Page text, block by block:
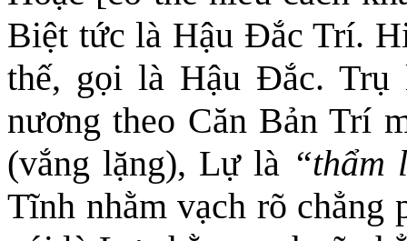
Biệt tức là Hậu Đắc Trí.
thế, gọi là Hậu Đắc.
nương theo Căn Bản Trí
(vắng lặng), Lự là “thẩm
Tĩnh nhằm vạch rõ chẳng